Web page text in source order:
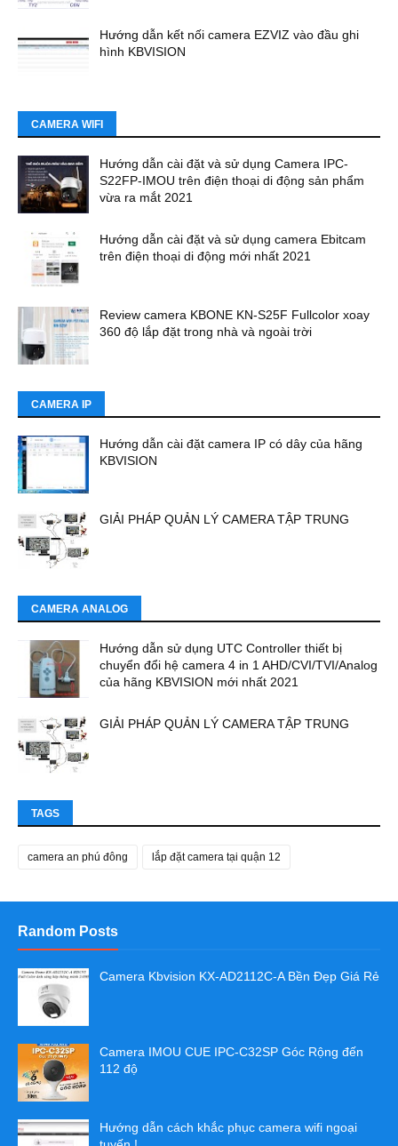
Hướng dẫn kết nối camera EZVIZ vào đầu ghi
hình KBVISION
CAMERA WIFI
Hướng dẫn cài đặt và sử dụng Camera IPC-
S22FP-IMOU trên điện thoại di động sản phẩm
vừa ra mắt 2021
Hướng dẫn cài đặt và sử dụng camera Ebitcam
trên điện thoại di động mới nhất 2021
Review camera KBONE KN-S25F Fullcolor xoay
360 độ lắp đặt trong nhà và ngoài trời
CAMERA IP
Hướng dẫn cài đặt camera IP có dây của hãng
KBVISION
GIẢI PHÁP QUẢN LÝ CAMERA TẬP TRUNG
CAMERA ANALOG
Hướng dẫn sử dụng UTC Controller thiết bị
chuyển đổi hệ camera 4 in 1 AHD/CVI/TVI/Analog
của hãng KBVISION mới nhất 2021
GIẢI PHÁP QUẢN LÝ CAMERA TẬP TRUNG
TAGS
camera an phú đông lắp đặt camera tại quận 12
Random Posts
Camera Kbvision KX-AD2112C-A Bền Đẹp Giá Rẻ
Camera IMOU CUE IPC-C32SP Góc Rộng đến
112 độ
Hướng dẫn cách khắc phục camera wifi ngoại